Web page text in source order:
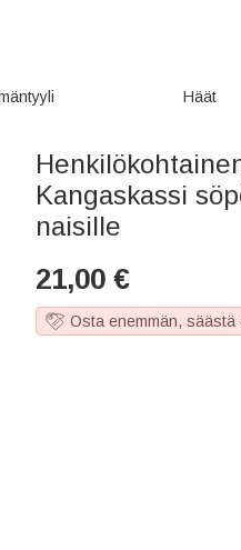
Häät
Kangaskassi
naisille
21,00 €
Osta enemmän, säästä